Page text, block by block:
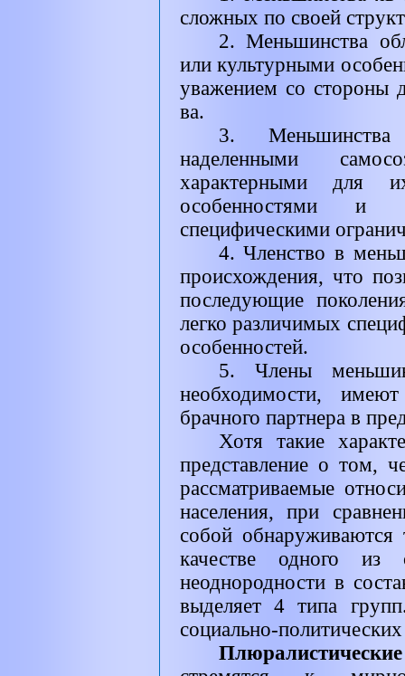
сложных по своей
2. Меньшинства
или культурными
уважением со стороны
ва.
3.
наделенными
характерными для
особенностями
специфическими
4. Членство в
происхождения, что
последующие
легко различимых
особенностей.
5. Члены
необходимости,
брачного партнера в
Хотя такие
представление о том,
рассматриваемые
населения, при
собой обнаруживаются
качестве одного из
неоднородности в
выделяет 4 типа
социально-